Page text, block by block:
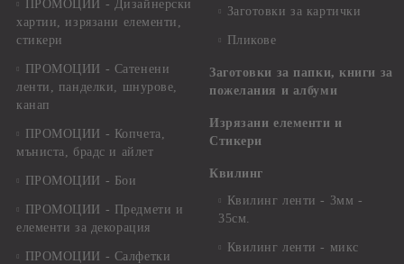
ПРОМОЦИИ - Дизайнерски
хартии, изрязани елементи,
стикери
ПРОМОЦИИ - Сатенени
ленти, панделки, шнурове,
канап
ПРОМОЦИИ - Копчета,
мъниста, брадс и айлет
ПРОМОЦИИ - Бои
ПРОМОЦИИ - Предмети и
елементи за декорация
ПРОМОЦИИ - Салфетки
Заготовки за картички
Пликове
Заготовки за папки, книги за
пожелания и албуми
Изрязани елементи и
Стикери
Квилинг
Квилинг ленти - 3мм -
35см.
Квилинг ленти - микс